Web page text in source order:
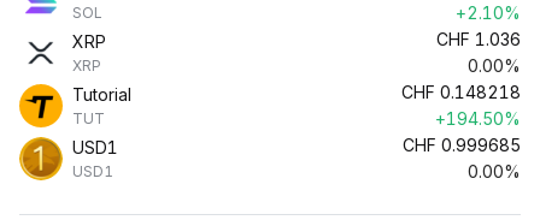
SOL
+2.10%
XRP
XRP
CHF 1.036
0.00%
Tutorial
TUT
CHF 0.148218
+194.50%
USD1
USD1
CHF 0.999685
0.00%